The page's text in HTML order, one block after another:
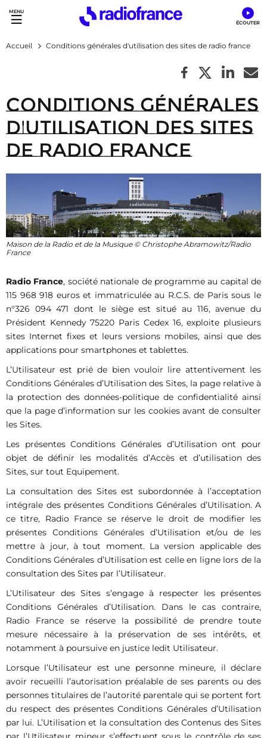
Accès direct :
Menu principal
Contenu
Accueil Conditions générales d'utilisation des sites de radio france
Conditions générales
d'utilisation des sites
de Radio France
Maison de la Radio et de la Musique © Christophe Abramowitz/Radio
France
Radio France, société nationale de programme au capital de
115 968 918 euros et immatriculée au R.C.S. de Paris sous le
n°326 094 471 dont le siège est situé au 116, avenue du
Président Kennedy 75220 Paris Cedex 16, exploite plusieurs
sites Internet fixes et leurs versions mobiles, ainsi que des
applications pour smartphones et tablettes.
L’Utilisateur est prié de bien vouloir lire attentivement les
Conditions Générales d’Utilisation des Sites, la page relative à
la protection des données-politique de confidentialité ainsi
que la page d’information sur les cookies avant de consulter
les Sites.
Les présentes Conditions Générales d’Utilisation ont pour
objet de définir les modalités d’Accès et d’utilisation des
Sites, sur tout Equipement.
La consultation des Sites est subordonnée à l’acceptation
intégrale des présentes Conditions Générales d’Utilisation. A
ce titre, Radio France se réserve le droit de modifier les
présentes Conditions Générales d’Utilisation et/ou de les
mettre à jour, à tout moment. La version applicable des
Conditions Générales d’Utilisation est celle en ligne lors de la
consultation des Sites par l’Utilisateur.
L’Utilisateur des Sites s’engage à respecter les présentes
Conditions Générales d’Utilisation. Dans le cas contraire,
Radio France se réserve la possibilité de prendre toute
mesure nécessaire à la préservation de ses intérêts, et
notamment à poursuive en justice ledit Utilisateur.
Lorsque l’Utilisateur est une personne mineure, il déclare
avoir recueilli l’autorisation préalable de ses parents ou des
personnes titulaires de l’autorité parentale qui se portent fort
du respect des présentes Conditions Générales d’Utilisation
par lui. L’Utilisation et la consultation des Contenus des Sites